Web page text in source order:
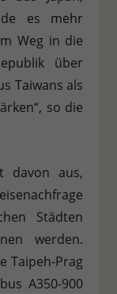
es mehr
Weg in die
über
Taiwans als
so die
davon aus,
Städten
werden.
Taipeh-Prag
A350-900
Informationen
Website nutzen.
Medien akzeptiert
manuellen
Impressum